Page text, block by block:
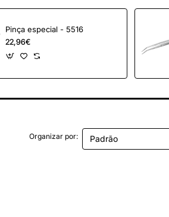
Pinça especial - 5516
22,96€
Organizar por: